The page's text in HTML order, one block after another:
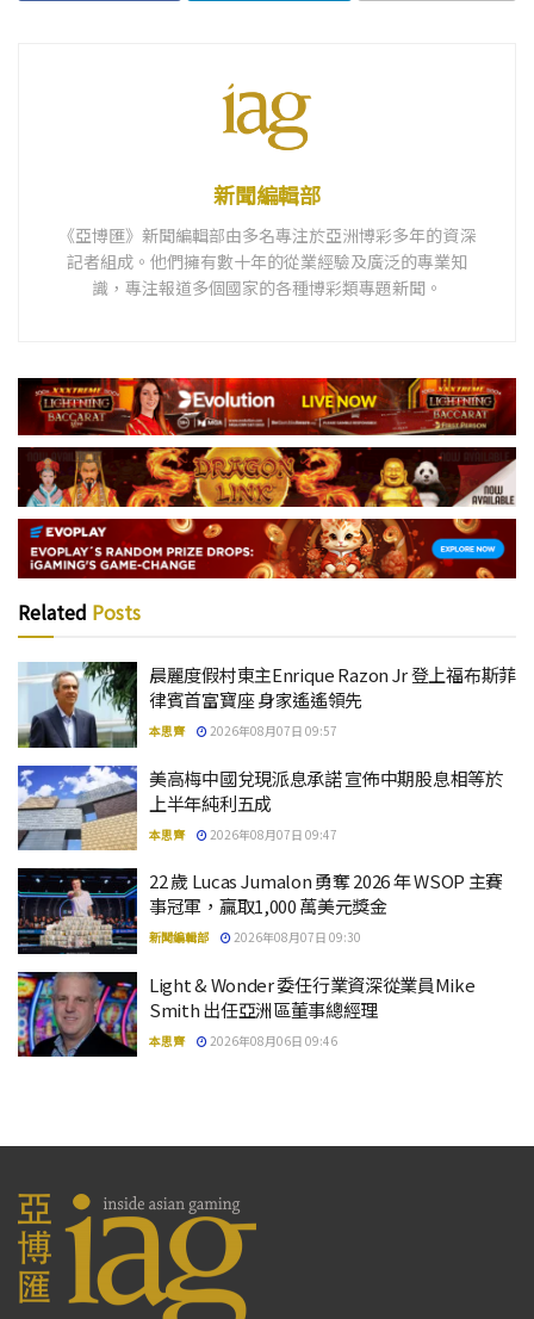
新聞編輯部
《亞博匯》新聞編輯部由多名專注於亞洲博彩多年的資深
記者組成。他們擁有數十年的從業經驗及廣泛的專業知
識，專注報道多個國家的各種博彩類專題新聞。
Related Posts
晨麗度假村東主Enrique Razon Jr 登上福布斯菲
律賓首富寶座 身家遙遙領先
本思齊 2026年08月07日 09:57
美高梅中國兌現派息承諾 宣佈中期股息相等於
上半年純利五成
本思齊 2026年08月07日 09:47
22 歲 Lucas Jumalon 勇奪 2026 年 WSOP 主賽
事冠軍，贏取1,000 萬美元獎金
新聞編輯部 2026年08月07日 09:30
Light & Wonder 委任行業資深從業員Mike
Smith 出任亞洲區董事總經理
本思齊 2026年08月06日 09:46